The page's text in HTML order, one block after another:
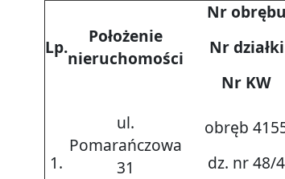
Lp.
Położenie
nieruchomości
Nr obrębu
Nr działki
Nr KW
1.
ul.
Pomarańczowa
31
obręb
dz. nr 48/4